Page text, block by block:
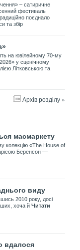
– сатиричне
фестиваль
поєднало
та збір
на ювілейному 70-му
у сценічному
Літковською та
Архів розділу »
масмаркету
колекцію «The House of
Беренсон —
виду
2010 року, досі
хоча й Читати
вдалося